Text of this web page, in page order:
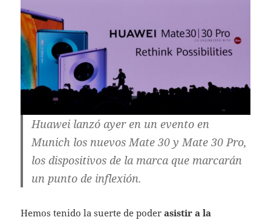
Huawei lanzó ayer en un evento en
Munich los nuevos Mate 30 y Mate 30 Pro,
los dispositivos de la marca que marcarán
un punto de inflexión.
Hemos tenido la suerte de poderasistir a la